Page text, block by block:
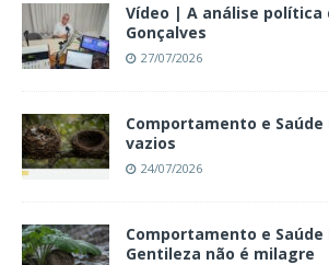
Vídeo | A análise política
Gonçalves
27/07/2026
Comportamento e
vazios
24/07/2026
Comportamento e
Gentileza não é milagre